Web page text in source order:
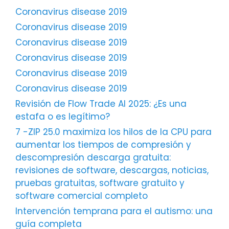
Coronavirus disease 2019
Coronavirus disease 2019
Coronavirus disease 2019
Coronavirus disease 2019
Coronavirus disease 2019
Coronavirus disease 2019
Revisión de Flow Trade AI 2025: ¿Es una
estafa o es legítimo?
7 -ZIP 25.0 maximiza los hilos de la CPU para
aumentar los tiempos de compresión y
descompresión descarga gratuita:
revisiones de software, descargas, noticias,
pruebas gratuitas, software gratuito y
software comercial completo
Intervención temprana para el autismo: una
guía completa